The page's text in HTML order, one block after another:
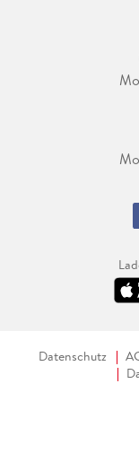
Datenschutz